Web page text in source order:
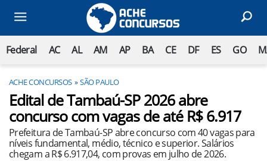
Federal AC AL AM AP BA CE DF ES GO
ACHE CONCURSOS SÃO PAULO
Edital de Tambaú-SP 2026 abre
concurso com vagas de até R$ 6.917
Prefeitura de Tambaú-SP abre concurso com 40 vagas para
níveis fundamental, médio, técnico e superior. Salários
chegam a R$ 6.917,04, com provas em julho de 2026.